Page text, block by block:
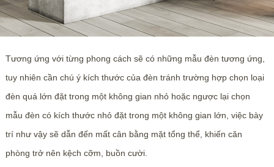
Tương ứng với từng phong cách sẽ có những mẫu đèn tương ứng,
tuy nhiên cần chú ý kích thước của đèn tránh trường hợp chọn loại
đèn quá lớn đặt trong một không gian nhỏ hoặc ngược lại chọn
mẫu đèn có kích thước nhỏ đặt trong một không gian lớn, việc bày
trí như vậy sẽ dẫn đến mất cân bằng mặt tổng thể, khiến căn
phòng trở nên kệch cỡm, buồn cười.